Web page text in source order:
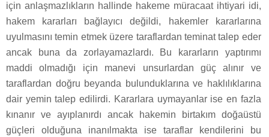
için anlaşmazlıkların hallinde hakeme müracaat ihtiyari idi,
hakem kararları bağlayıcı değildi, hakemler kararlarına
uyulmasını temin etmek üzere taraflardan teminat talep eder
ancak buna da zorlayamazlardı. Bu kararların yaptırımı
maddi olmadığı için manevi unsurlardan güç alınır ve
taraflardan doğru beyanda bulunduklarına ve haklılıklarına
dair yemin talep edilirdi. Kararlara uymayanlar ise en fazla
kınanır ve ayıplanırdı ancak hakemin birtakım doğaüstü
güçleri olduğuna inanılmakta ise taraflar kendilerini bu